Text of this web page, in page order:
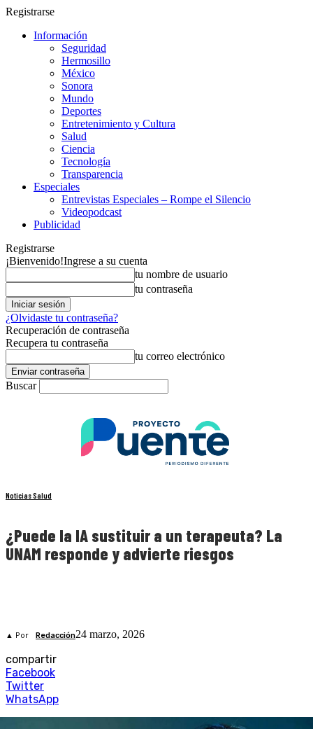
Registrarse
Información
Seguridad
Hermosillo
México
Sonora
Mundo
Deportes
Entretenimiento y Cultura
Salud
Ciencia
Tecnología
Transparencia
Especiales
Entrevistas Especiales – Rompe el Silencio
Videopodcast
Publicidad
Registrarse
¡Bienvenido!Ingrese a su cuenta
tu nombre de usuario
tu contraseña
¿Olvidaste tu contraseña?
Recuperación de contraseña
Recupera tu contraseña
tu correo electrónico
Buscar
Noticias Salud
¿Puede la IA sustituir a un terapeuta? La
UNAM responde y advierte riesgos
▲ Por Redacción24 marzo, 2026
compartir
Facebook
Twitter
WhatsApp